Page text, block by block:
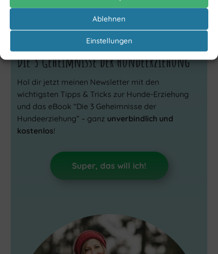
Ablehnen
Einstellungen
Die 3 Geheimnisse der Hundeerziehung
Hol dir jetzt meinen Newsletter mit den
wichtigsten Tipps & Tricks zur Hunde-Erziehung
und das eBook “Die 3 Geheimnisse der
Hundeerziehung” – ganz unverbindlich und
kostenlos!
Super, das will ich!